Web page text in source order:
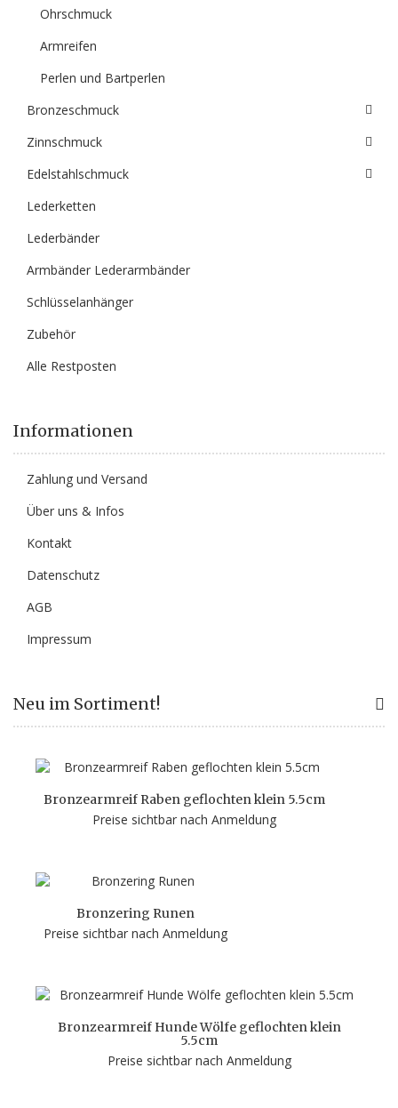
Ohrschmuck
Armreifen
Perlen und Bartperlen
Bronzeschmuck
Zinnschmuck
Edelstahlschmuck
Lederketten
Lederbänder
Armbänder Lederarmbänder
Schlüsselanhänger
Zubehör
Alle Restposten
Informationen
Zahlung und Versand
Über uns & Infos
Kontakt
Datenschutz
AGB
Impressum
Neu im Sortiment!
Bronzearmreif Raben geflochten klein 5.5cm
Preise sichtbar nach Anmeldung
Bronzering Runen
Preise sichtbar nach Anmeldung
Bronzearmreif Hunde Wölfe geflochten klein
5.5cm
Preise sichtbar nach Anmeldung